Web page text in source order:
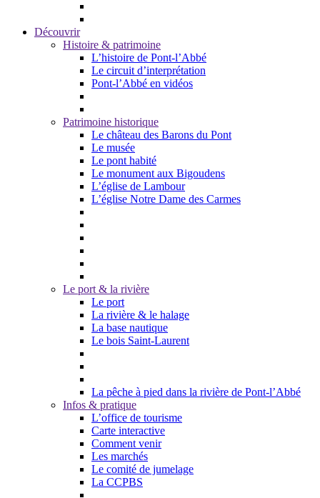
Découvrir
Histoire & patrimoine
L’histoire de Pont-l’Abbé
Le circuit d’interprétation
Pont-l’Abbé en vidéos
Patrimoine historique
Le château des Barons du Pont
Le musée
Le pont habité
Le monument aux Bigoudens
L’église de Lambour
L’église Notre Dame des Carmes
Le port & la rivière
Le port
La rivière & le halage
La base nautique
Le bois Saint-Laurent
La pêche à pied dans la rivière de Pont-l’Abbé
Infos & pratique
L’office de tourisme
Carte interactive
Comment venir
Les marchés
Le comité de jumelage
La CCPBS